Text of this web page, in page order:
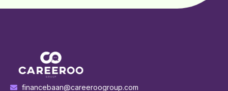
financebaan@careeroogroup.com